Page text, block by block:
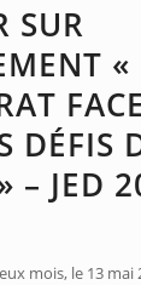
SUR
«
DÉFIS
– JED
mois, le 13 mai